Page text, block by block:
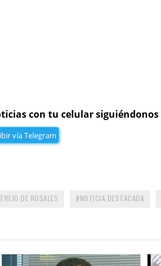
con tu celular
vía Telegram
DE ROSALES NOTICIA DESTACADA